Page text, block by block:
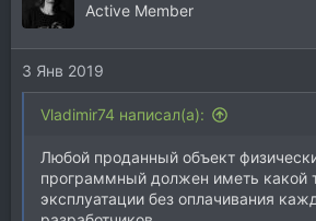
Active Member
3 Янв 2019
Vladimir74 написал(а):
Любой проданный объект
программный должен иметь какой
эксплуатации без оплачивания